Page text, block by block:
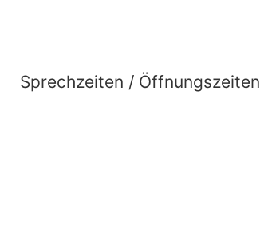
Sprechzeiten / Öffnungszeiten